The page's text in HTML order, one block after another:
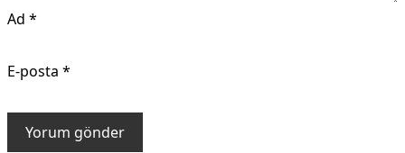
Ad *
E-posta *